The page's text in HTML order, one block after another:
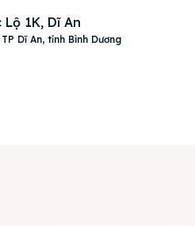
1K, Dĩ An
Dĩ An, tỉnh Bình Dương